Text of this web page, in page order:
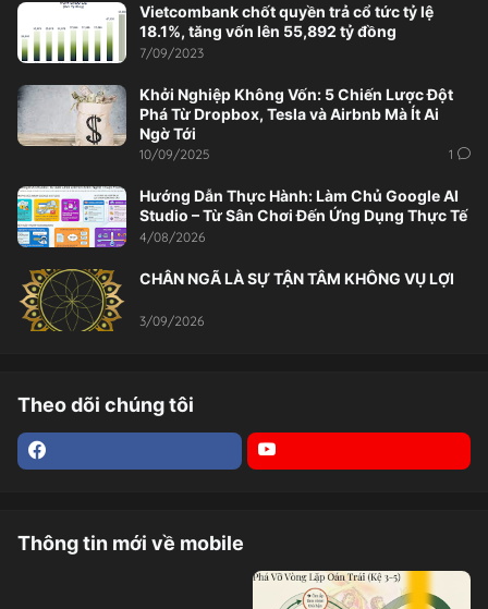
Vietcombank chốt quyền trả cổ tức tỷ lệ
18.1%, tăng vốn lên 55,892 tỷ đồng
7/09/2023
Khởi Nghiệp Không Vốn: 5 Chiến Lược Đột
Phá Từ Dropbox, Tesla và Airbnb Mà Ít Ai
Ngờ Tới
10/09/2025 1
Hướng Dẫn Thực Hành: Làm Chủ Google AI
Studio – Từ Sân Chơi Đến Ứng Dụng Thực Tế
4/08/2026
CHÂN NGÃ LÀ SỰ TẬN TÂM KHÔNG VỤ LỢI
3/09/2026
Theo dõi chúng tôi
Thông tin mới về mobile